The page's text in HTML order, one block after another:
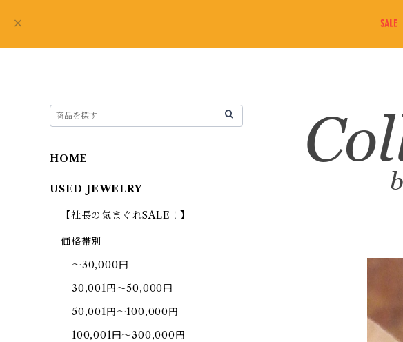
HOME
USED JEWELRY
【社長の気まぐれSALE！】
価格帯別
～30,000円
30,001円～50,000円
50,001円～100,000円
100,001円～300,000円